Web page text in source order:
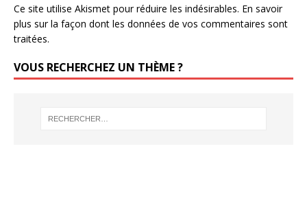
Ce site utilise Akismet pour réduire les indésirables. En savoir
plus sur la façon dont les données de vos commentaires sont
traitées.
VOUS RECHERCHEZ UN THÈME ?